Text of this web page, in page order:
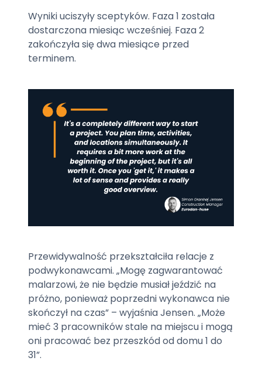
Wyniki uciszyły sceptyków. Faza 1 została
dostarczona miesiąc wcześniej. Faza 2
zakończyła się dwa miesiące przed
terminem.
Przewidywalność przekształciła relacje z
podwykonawcami. „Mogę zagwarantować
malarzowi, że nie będzie musiał jeździć na
próżno, ponieważ poprzedni wykonawca nie
skończył na czas” – wyjaśnia Jensen. „Może
mieć 3 pracowników stale na miejscu i mogą
oni pracować bez przeszkód od domu 1 do
31”.